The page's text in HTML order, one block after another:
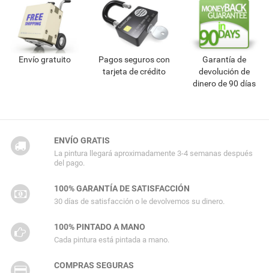
Envío gratuito
Pagos seguros con
tarjeta de crédito
Garantía de
devolución de
dinero de 90 días
ENVÍO GRATIS
La pintura llegará aproximadamente 3-4 semanas después
del pago.
100% GARANTÍA DE SATISFACCIÓN
30 días de satisfacción o le devolvemos su dinero.
100% PINTADO A MANO
Cada pintura está pintada a mano.
COMPRAS SEGURAS